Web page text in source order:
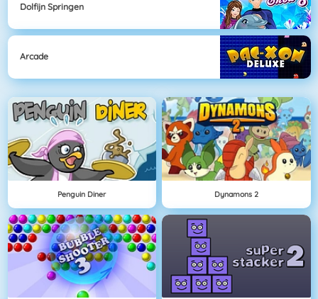
Dolfijn Springen
Arcade
Penguin Diner Dynamons 2